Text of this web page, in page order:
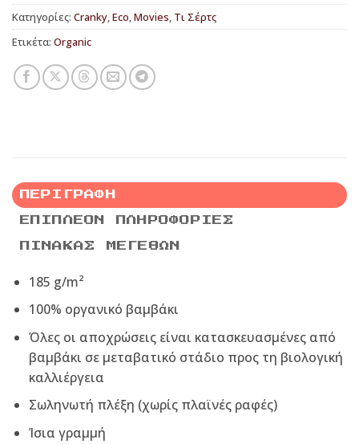
Κατηγορίες: Cranky,Eco,Movies, Τι Σέρτς
Ετικέτα: Organic
ΠΕΡΙΓΡΑΦΉ
ΕΠΙΠΛΈΟΝ ΠΛΗΡΟΦΟΡΊΕΣ
ΠΊΝΑΚΑΣ ΜΕΓΕΘΏΝ
185 g/m²
100% οργανικό βαμβάκι
Όλες οι αποχρώσεις είναι κατασκευασμένες από
βαμβάκι σε μεταβατικό στάδιο προς τη βιολογική
καλλιέργεια
Σωληνωτή πλέξη (χωρίς πλαϊνές ραφές)
Ίσια γραμμή